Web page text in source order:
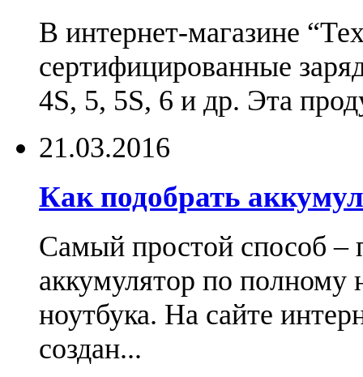
В интернет-магазине
сертифицированные
4S, 5, 5S, 6 и др. Эта
21.03.2016
Как подобрать
Самый простой способ –
аккумулятор по
ноутбука. На сайте
создан...